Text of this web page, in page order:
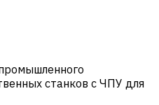
станков с ЧПУ для